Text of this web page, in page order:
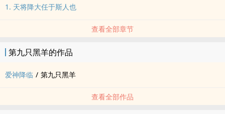
1. 天将降大任于斯人也
查看全部章节
第九只黑羊的作品
爱神降临 / 第九只黑羊
查看全部作品